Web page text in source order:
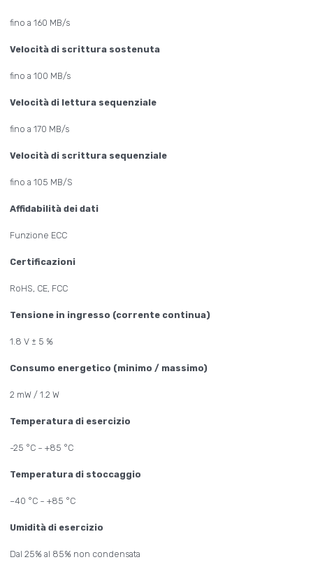
fino a 160 MB/s
Velocità di scrittura sostenuta
fino a 100 MB/s
Velocità di lettura sequenziale
fino a 170 MB/s
Velocità di scrittura sequenziale
fino a 105 MB/S
Affidabilità dei dati
Funzione ECC
Certificazioni
RoHS, CE, FCC
Tensione in ingresso (corrente continua)
1.8 V ± 5 %
Consumo energetico (minimo / massimo)
2 mW / 1.2 W
Temperatura di esercizio
-25 °C ~ +85 °C
Temperatura di stoccaggio
–40 °C ~ +85 °C
Umidità di esercizio
Dal 25% al 85% non condensata